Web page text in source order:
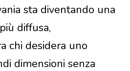
sta diventando una
diffusa,
chi desidera uno
dimensioni senza